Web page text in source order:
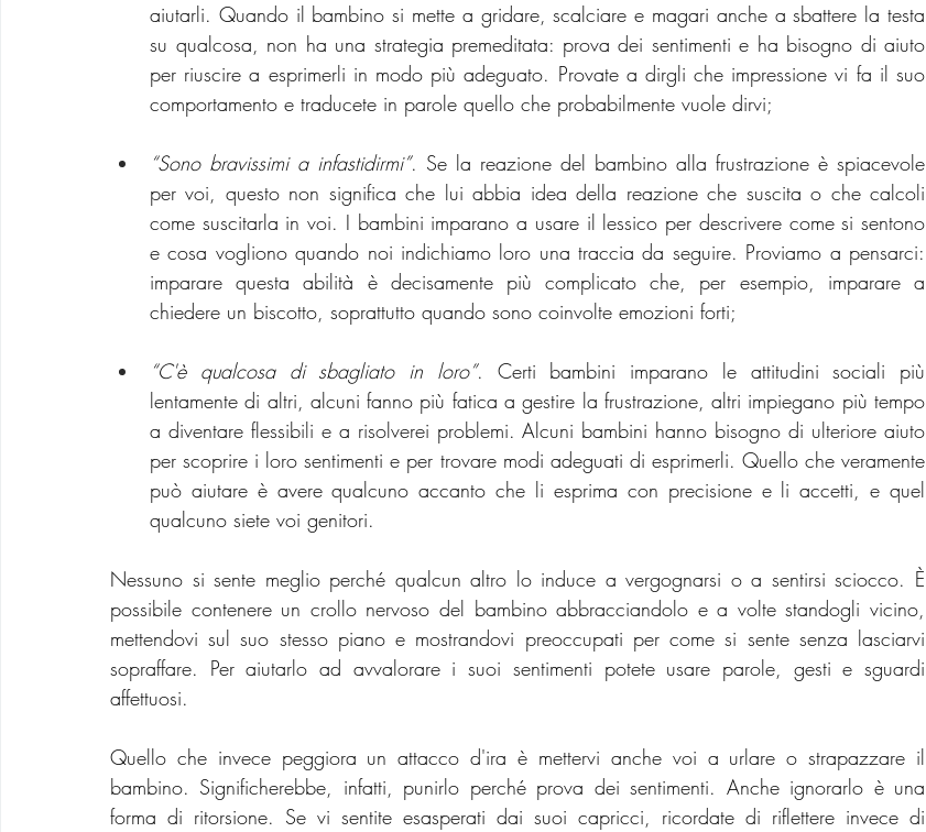
aiutarli. Quando il bambino si mette a gridare, scalciare e magari anche a sbattere la testa
su qualcosa, non ha una strategia premeditata: prova dei sentimenti e ha bisogno di aiuto
per riuscire a esprimerli in modo più adeguato. Provate a dirgli che impressione vi fa il suo
comportamento e traducete in parole quello che probabilmente vuole dirvi;
“Sono bravissimi a infastidirmi”. Se la reazione del bambino alla frustrazione è spiacevole
per voi, questo non significa che lui abbia idea della reazione che suscita o che calcoli
come suscitarla in voi. I bambini imparano a usare il lessico per descrivere come si sentono
e cosa vogliono quando noi indichiamo loro una traccia da seguire. Proviamo a pensarci:
imparare questa abilità è decisamente più complicato che, per esempio, imparare a
chiedere un biscotto, soprattutto quando sono coinvolte emozioni forti;
“C'è qualcosa di sbagliato in loro”. Certi bambini imparano le attitudini sociali più
lentamente di altri, alcuni fanno più fatica a gestire la frustrazione, altri impiegano più tempo
a diventare flessibili e a risolverei problemi. Alcuni bambini hanno bisogno di ulteriore aiuto
per scoprire i loro sentimenti e per trovare modi adeguati di esprimerli. Quello che veramente
può aiutare è avere qualcuno accanto che li esprima con precisione e li accetti, e quel
qualcuno siete voi genitori.
Nessuno si sente meglio perché qualcun altro lo induce a vergognarsi o a sentirsi sciocco. È
possibile contenere un crollo nervoso del bambino abbracciandolo e a volte standogli vicino,
mettendovi sul suo stesso piano e mostrandovi preoccupati per come si sente senza lasciarvi
sopraffare. Per aiutarlo ad avvalorare i suoi sentimenti potete usare parole, gesti e sguardi
affettuosi.
Quello che invece peggiora un attacco d'ira è mettervi anche voi a urlare o strapazzare il
bambino. Significherebbe, infatti, punirlo perché prova dei sentimenti. Anche ignorarlo è una
forma di ritorsione. Se vi sentite esasperati dai suoi capricci, ricordate di riflettere invece di